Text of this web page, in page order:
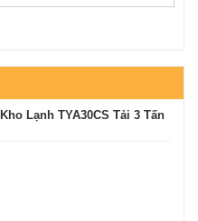
Lạnh TYA30CS Tải 3 Tấn